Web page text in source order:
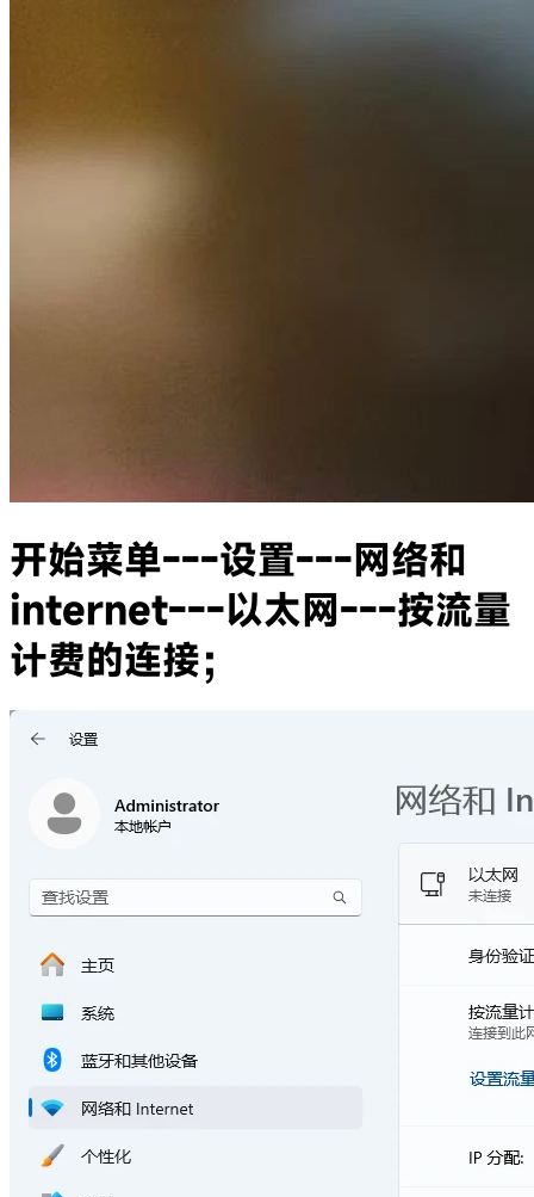
开始菜单---设置---网络和
internet---以太网---按流量
计费的连接；